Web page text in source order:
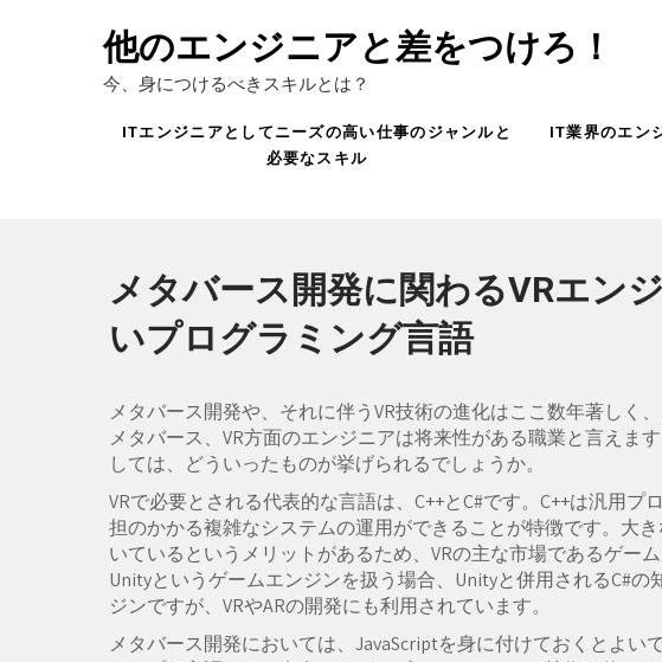
他のエンジニアと差をつけろ！
今、身につけるべきスキルとは？
ITエンジニアとしてニーズの高い仕事のジャンルと
必要なスキル
IT業界のエン
メタバース開発に関わるVRエン
いプログラミング言語
メタバース開発や、それに伴うVR技術の進化はここ数年著しく
メタバース、VR方面のエンジニアは将来性がある職業と言えま
しては、どういったものが挙げられるでしょうか。
VRで必要とされる代表的な言語は、C++とC#です。C++は汎用
担のかかる複雑なシステムの運用ができることが特徴です。大
いているというメリットがあるため、VRの主な市場であるゲー
Unityというゲームエンジンを扱う場合、Unityと併用されるC#
ジンですが、VRやARの開発にも利用されています。
メタバース開発においては、JavaScriptを身に付けておくとよい